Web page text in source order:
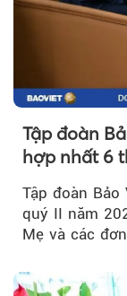
Tập đoàn
hợp nhất 6
Tập đoàn
quý II năm
Mẹ và các